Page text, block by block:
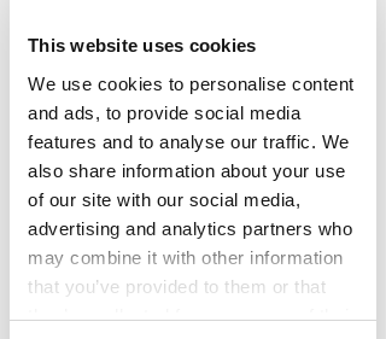
This website uses cookies
We use cookies to personalise content
and ads, to provide social media
features and to analyse our traffic. We
also share information about your use
of our site with our social media,
advertising and analytics partners who
may combine it with other information
that you’ve provided to them or that
they’ve collected from your use of their
L’objectif est l’impact, et non l’activité.
Comment les managers
de transition opèrent au
quotidien
Les managers de transition sont des